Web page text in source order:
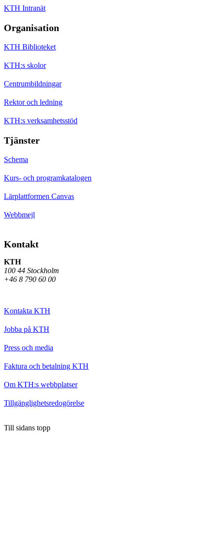
KTH Intranät
Organisation
KTH Biblioteket
KTH:s skolor
Centrumbildningar
Rektor och ledning
KTH:s verksamhetsstöd
Tjänster
Schema
Kurs- och programkatalogen
Lärplattformen Canvas
Webbmejl
Kontakt
KTH
100 44 Stockholm
+46 8 790 60 00
Kontakta KTH
Jobba på KTH
Press och media
Faktura och betalning KTH
Om KTH:s webbplatser
Tillgänglighetsredogörelse
Till sidans topp